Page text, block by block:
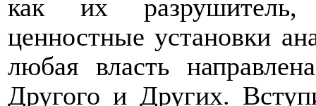
как их разрушитель,
ценностные установки
любая власть
Другого и Других.